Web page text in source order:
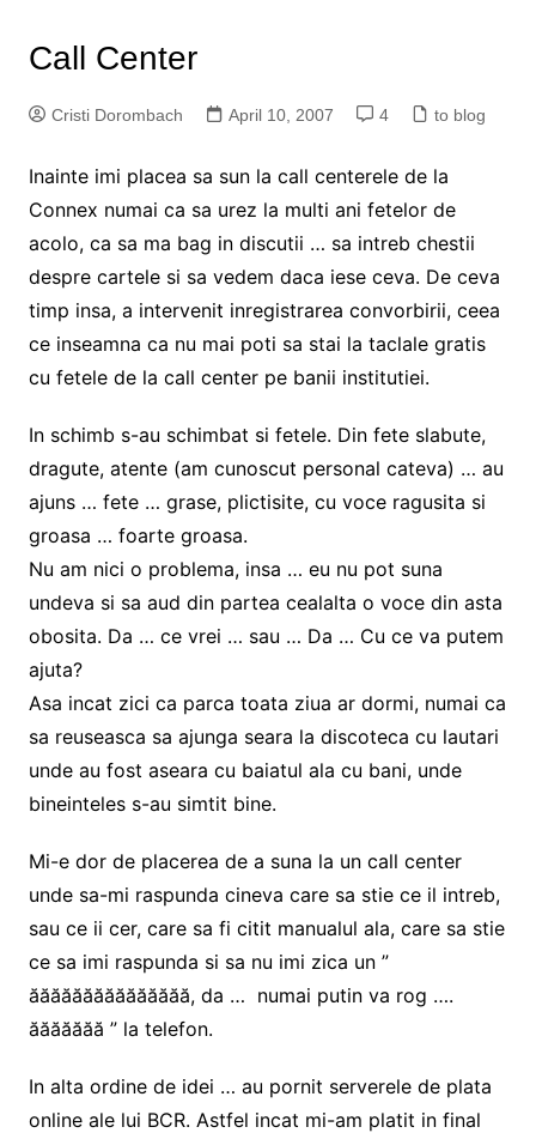
Call Center
Cristi Dorombach April 10, 2007 4 to blog
Inainte imi placea sa sun la call centerele de la
Connex numai ca sa urez la multi ani fetelor de
acolo, ca sa ma bag in discutii … sa intreb chestii
despre cartele si sa vedem daca iese ceva. De ceva
timp insa, a intervenit inregistrarea convorbirii, ceea
ce inseamna ca nu mai poti sa stai la taclale gratis
cu fetele de la call center pe banii institutiei.
In schimb s-au schimbat si fetele. Din fete slabute,
dragute, atente (am cunoscut personal cateva) … au
ajuns … fete … grase, plictisite, cu voce ragusita si
groasa … foarte groasa.
Nu am nici o problema, insa … eu nu pot suna
undeva si sa aud din partea cealalta o voce din asta
obosita. Da … ce vrei … sau … Da … Cu ce va putem
ajuta?
Asa incat zici ca parca toata ziua ar dormi, numai ca
sa reuseasca sa ajunga seara la discoteca cu lautari
unde au fost aseara cu baiatul ala cu bani, unde
bineinteles s-au simtit bine.
Mi-e dor de placerea de a suna la un call center
unde sa-mi raspunda cineva care sa stie ce il intreb,
sau ce ii cer, care sa fi citit manualul ala, care sa stie
ce sa imi raspunda si sa nu imi zica un ”
ăăăăăăăăăăăăăăă, da … numai putin va rog ….
ăăăăăăă ” la telefon.
In alta ordine de idei … au pornit serverele de plata
online ale lui BCR. Astfel incat mi-am platit in final